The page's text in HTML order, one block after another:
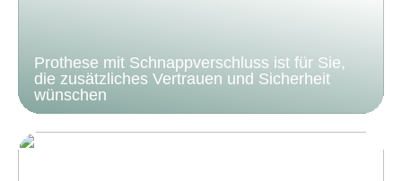
Prothese mit Schnappverschluss ist für Sie,
die zusätzliches Vertrauen und Sicherheit
wünschen